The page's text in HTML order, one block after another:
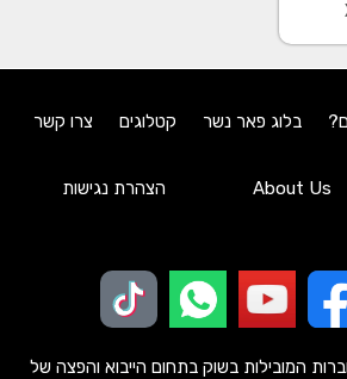
בלוג פאר נשר קטלוגים צרו קשר
About Us הצהרת נגישות
המובילות בשוק בתחום הייבוא והפצה של